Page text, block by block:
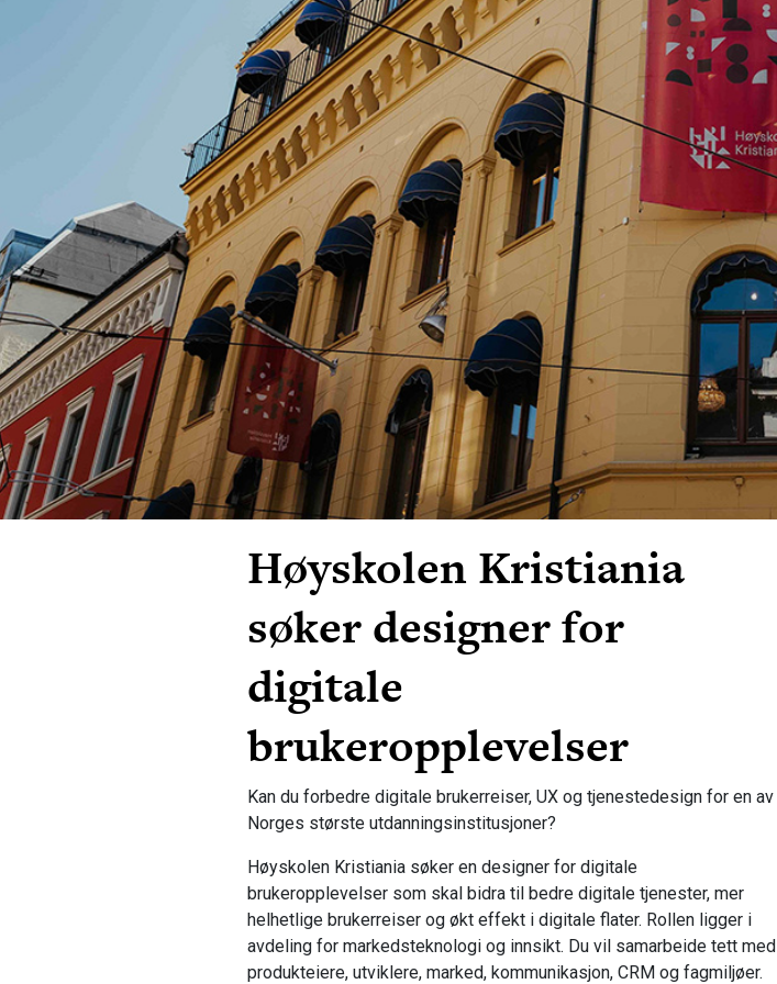
Høyskolen Kristiania
søker designer for
digitale
brukeropplevelser
Kan du forbedre digitale brukerreiser, UX og tjenestedesign for en av
Norges største utdanningsinstitusjoner?
Høyskolen Kristiania søker en designer for digitale
brukeropplevelser som skal bidra til bedre digitale tjenester, mer
helhetlige brukerreiser og økt effekt i digitale flater. Rollen ligger i
avdeling for markedsteknologi og innsikt. Du vil samarbeide tett med
produkteiere, utviklere, marked, kommunikasjon, CRM og fagmiljøer.